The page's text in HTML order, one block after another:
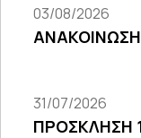
03/08/2026
31/07/2026
ΠΡΟΣΚΛΗΣΗ